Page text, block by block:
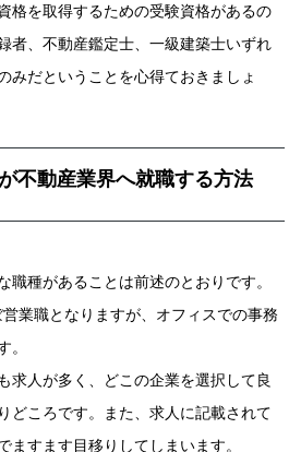
格を取得するための受験資格があるの
者、不動産鑑定士、一級建築士いずれ
みだということを心得ておきましょ
不動産業界へ就職する方法
職種があることは前述のとおりです。
業職となりますが、オフィスでの事務
。
求人が多く、どこの企業を選択して良
どころです。また、求人に記載されて
ますます目移りしてしまいます。